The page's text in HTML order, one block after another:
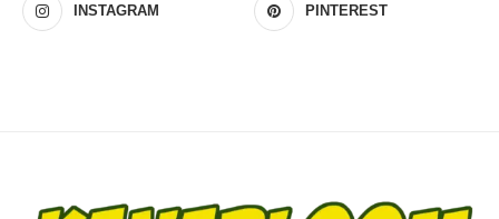
INSTAGRAM PINTEREST